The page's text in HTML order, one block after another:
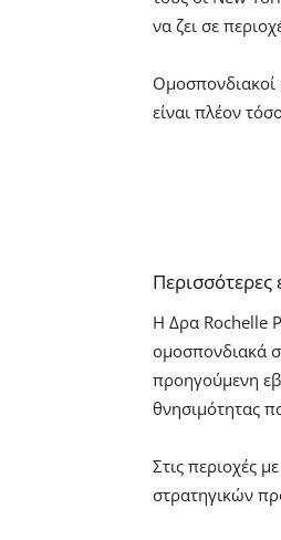
να ζει σε
Ομοσπονδιακοί
είναι πλέον
Η Δρα Rochelle
ομοσπονδιακά
προηγούμενη
θνησιμότητας
Στις περιοχές
στρατηγικών